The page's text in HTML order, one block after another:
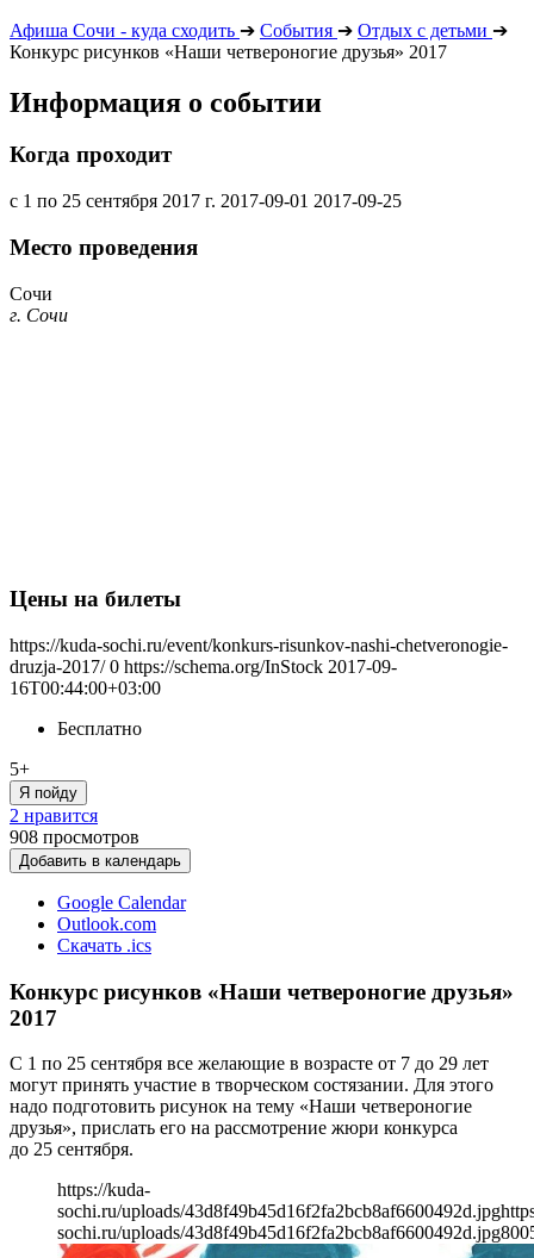
Афиша Сочи - куда сходить ➔ События ➔ Отдых с детьми ➔
Конкурс рисунков «Наши четвероногие друзья» 2017
Информация о событии
Когда проходит
с 1 по 25 сентября 2017 г. 2017-09-01 2017-09-25
Место проведения
Сочи
г. Сочи
Цены на билеты
https://kuda-sochi.ru/event/konkurs-risunkov-nashi-chetveronogie-
druzja-2017/ 0 https://schema.org/InStock 2017-09-
16T00:44:00+03:00
Бесплатно
5+
Я пойду
2 нравится
908 просмотров
Добавить в календарь
Google Calendar
Outlook.com
Скачать .ics
Конкурс рисунков «Наши четвероногие друзья»
2017
С 1 по 25 сентября все желающие в возрасте от 7 до 29 лет
могут принять участие в творческом состязании. Для этого
надо подготовить рисунок на тему «Наши четвероногие
друзья», прислать его на рассмотрение жюри конкурса
до 25 сентября.
https://kuda-
sochi.ru/uploads/43d8f49b45d16f2fa2bcb8af6600492d.jpg
sochi.ru/uploads/43d8f49b45d16f2fa2bcb8af6600492d.jpg800